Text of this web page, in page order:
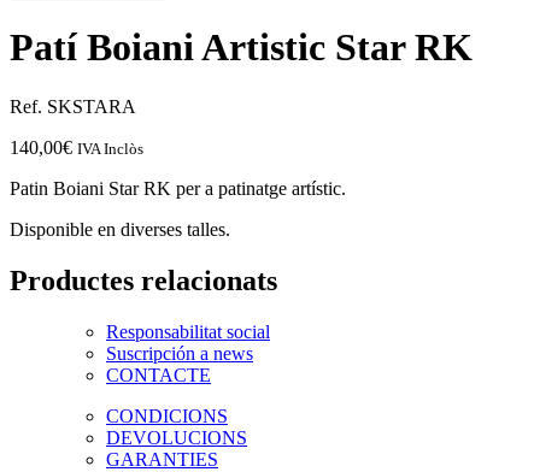
Patí Boiani Artistic Star RK
Ref. SKSTARA
140,00€ IVA Inclòs
Patin Boiani Star RK per a patinatge artístic.
Disponible en diverses talles.
Productes relacionats
Responsabilitat social
Suscripción a news
CONTACTE
CONDICIONS
DEVOLUCIONS
GARANTIES